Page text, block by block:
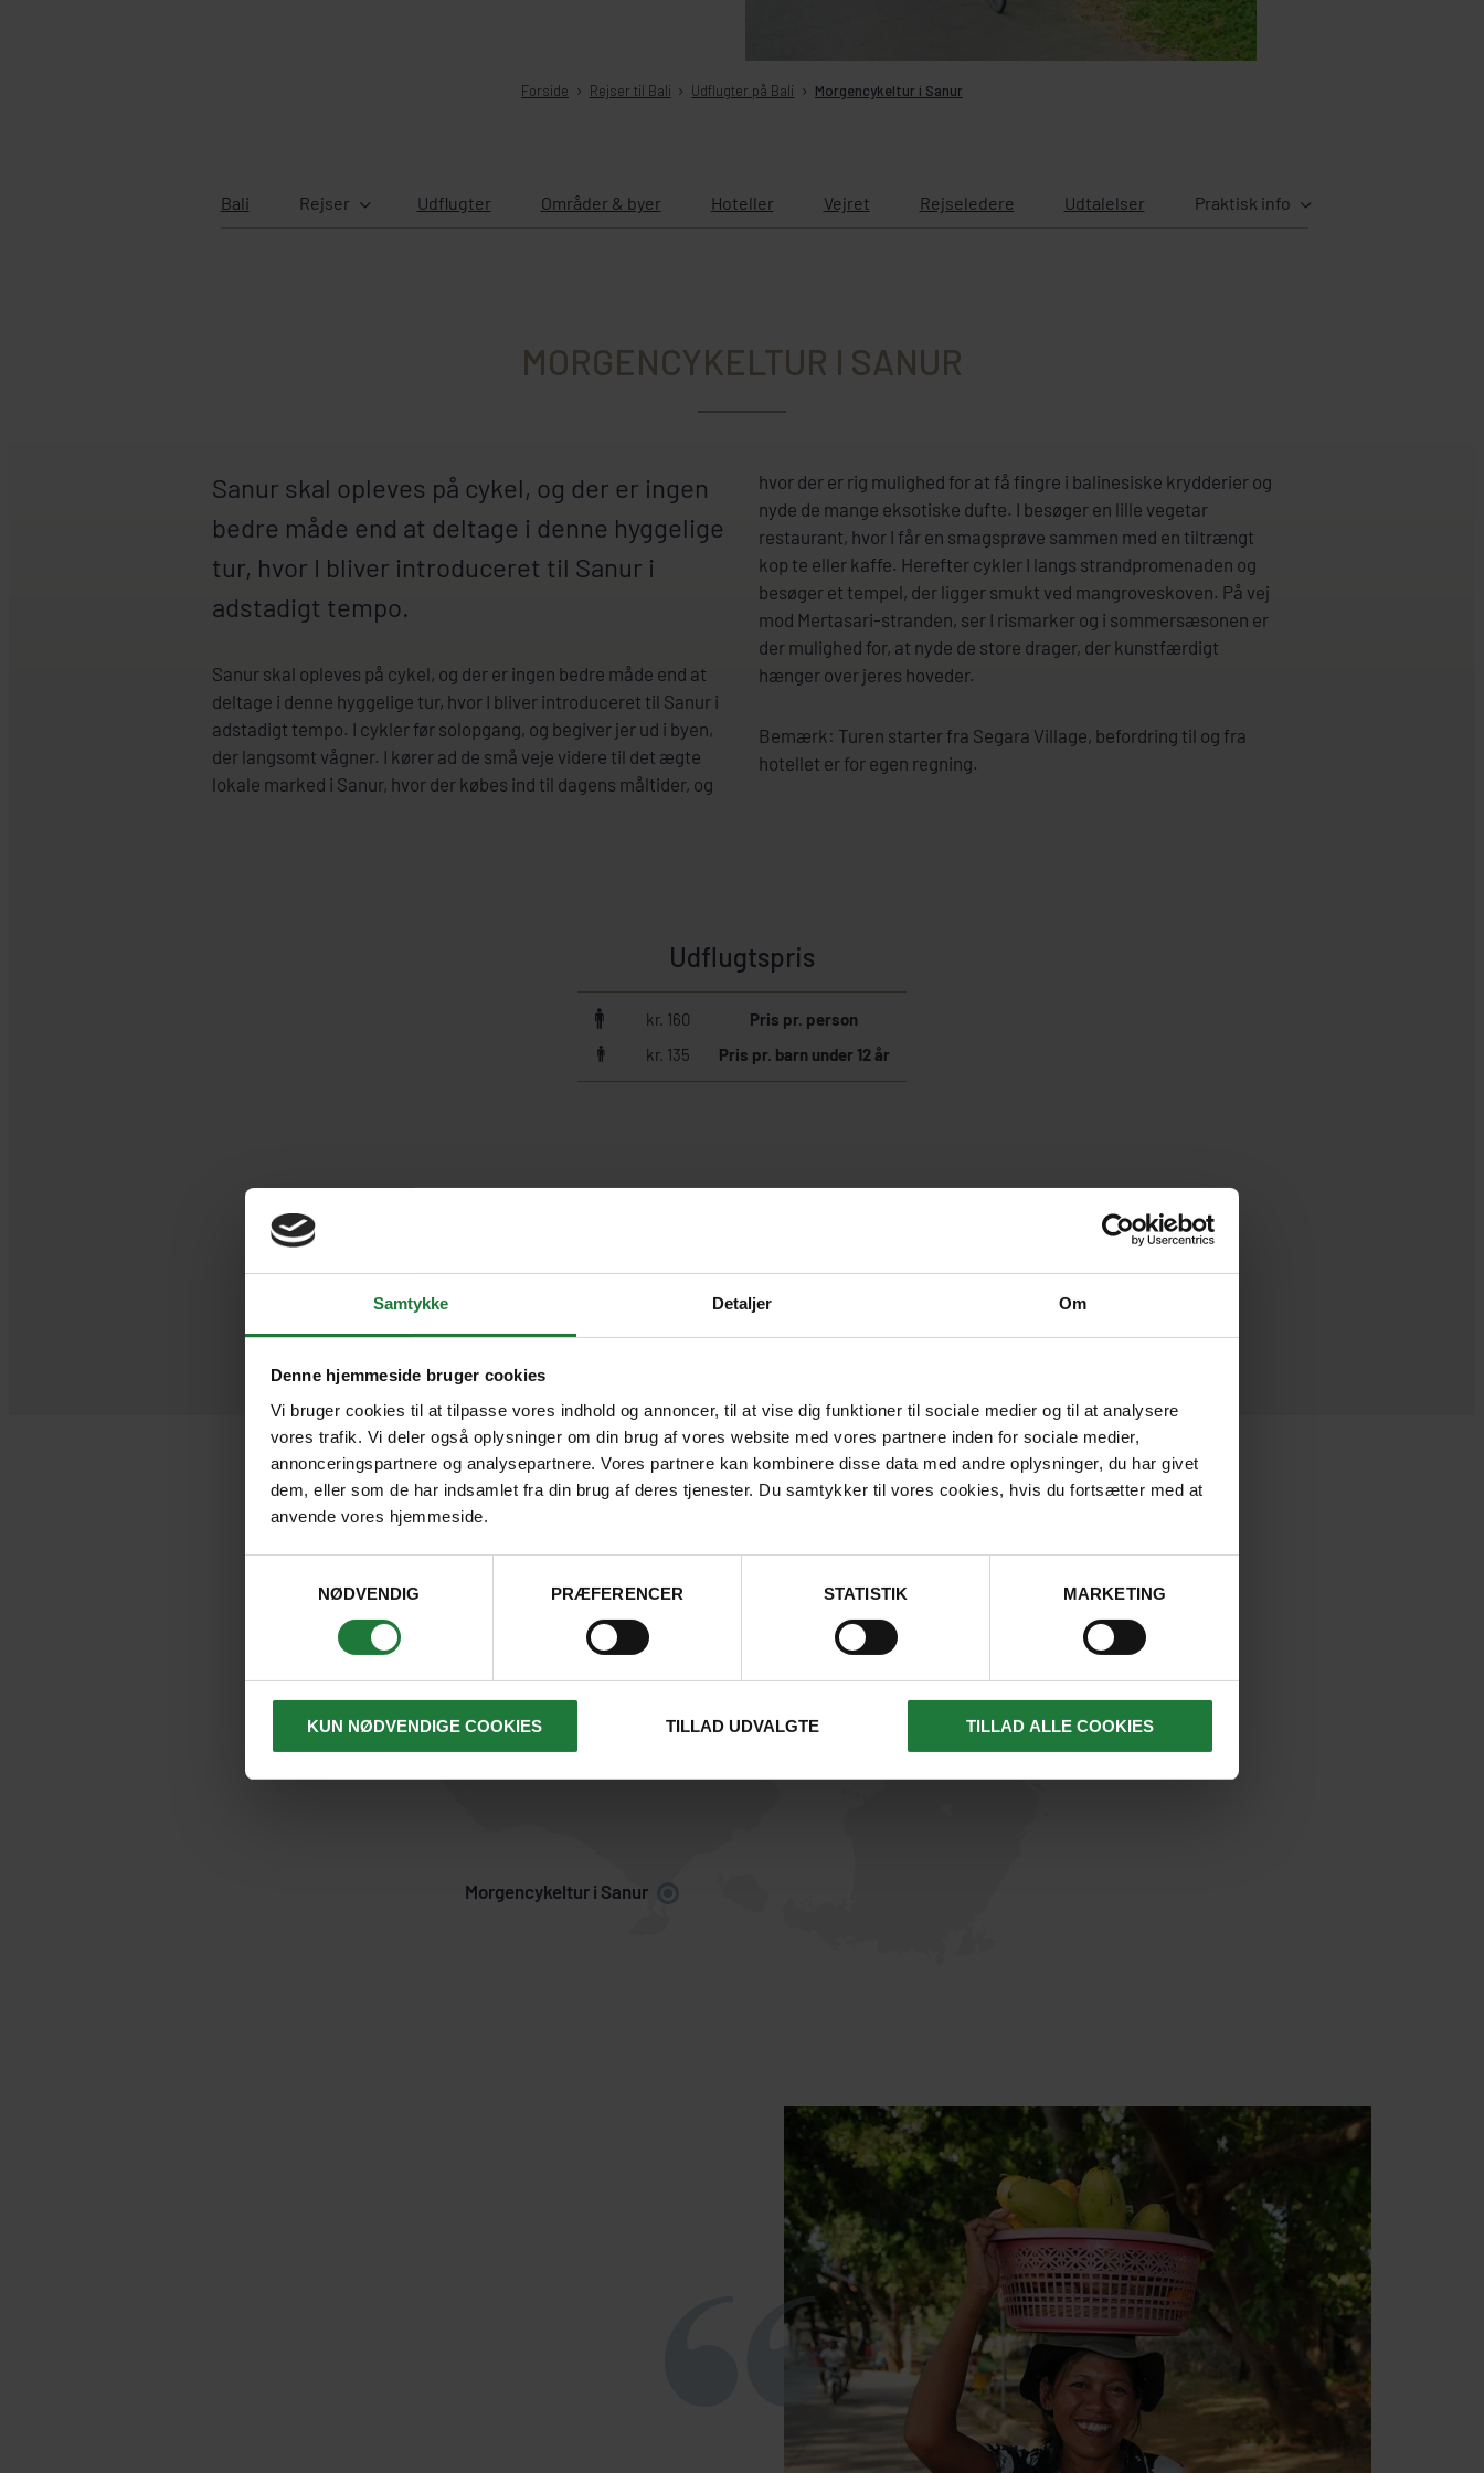
Samtykke Detaljer Om
Denne hjemmeside bruger cookies
Vi bruger cookies til at tilpasse vores indhold og annoncer, til at vise dig funktioner til sociale medier og til at analysere
vores trafik. Vi deler også oplysninger om din brug af vores website med vores partnere inden for sociale medier,
annonceringspartnere og analysepartnere. Vores partnere kan kombinere disse data med andre oplysninger, du har givet
dem, eller som de har indsamlet fra din brug af deres tjenester. Du samtykker til vores cookies, hvis du fortsætter med at
anvende vores hjemmeside.
NØDVENDIG
PRÆFERENCER STATISTIK MARKETING
KUN NØDVENDIGE COOKIES TILLAD UDVALGTE TILLAD ALLE COOKIES
Forside Rejser til Bali Udflugter på Bali Morgencykeltur i Sanur
Bali Rejser Udflugter Områder & byer Hoteller Vejret Rejseledere Udtalelser Praktisk info
MORGENCYKELTUR I SANUR
Sanur skal opleves på cykel, og der er ingen
bedre måde end at deltage i denne hyggelige
tur, hvor I bliver introduceret til Sanur i
adstadigt tempo.
Sanur skal opleves på cykel, og der er ingen bedre måde end at
deltage i denne hyggelige tur, hvor I bliver introduceret til Sanur i
adstadigt tempo. I cykler før solopgang, og begiver jer ud i byen,
der langsomt vågner. I kører ad de små veje videre til det ægte
lokale marked i Sanur, hvor der købes ind til dagens måltider, og
hvor der er rig mulighed for at få fingre i balinesiske krydderier og
nyde de mange eksotiske dufte. I besøger en lille vegetar
restaurant, hvor I får en smagsprøve sammen med en tiltrængt
kop te eller kaffe. Herefter cykler I langs strandpromenaden og
besøger et tempel, der ligger smukt ved mangroveskoven. På vej
mod Mertasari-stranden, ser I rismarker og i sommersæsonen er
der mulighed for, at nyde de store drager, der kunstfærdigt
hænger over jeres hoveder.
Bemærk: Turen starter fra Segara Village, befordring til og fra
hotellet er for egen regning.
Udflugtspris
Pris pr. person
kr. 160
Pris pr. barn under 12 år
kr. 135
Fakta om udflugten
Engelsktalende guide
Udstyr
Morgenmad
06.30. Gå eller tag en
taxa derhen. Det koster
ca. 30 kr.
Prisen er baseret på
minimum 2 personer